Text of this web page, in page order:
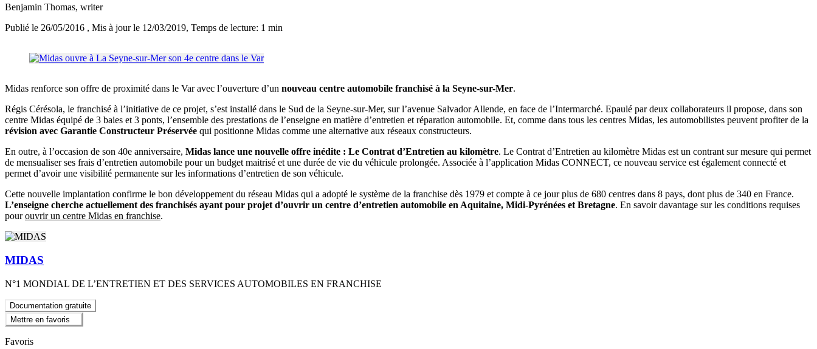
Benjamin Thomas, writer
Publié le 26/05/2016 , Mis à jour le 12/03/2019, Temps de lecture: 1 min
Midas renforce son offre de proximité dans le Var avec l’ouverture d’un nouveau centre automobile franchisé à la Seyne-sur-Mer.
Régis Cérésola, le franchisé à l’initiative de ce projet, s’est installé dans le Sud de la Seyne-sur-Mer, sur l’avenue Salvador Allende, en face de l’Intermarché. Epaulé par deux collaborateurs il propose, dans son
centre Midas équipé de 3 baies et 3 ponts, l’ensemble des prestations de l’enseigne en matière d’entretien et réparation automobile. Et, comme dans tous les centres Midas, les automobilistes peuvent profiter de la
révision avec Garantie Constructeur Préservée qui positionne Midas comme une alternative aux réseaux constructeurs.
En outre, à l’occasion de son 40e anniversaire, Midas lance une nouvelle offre inédite : Le Contrat d’Entretien au kilomètre. Le Contrat d’Entretien au kilomètre Midas est un contrant sur mesure qui permet
de mensualiser ses frais d’entretien automobile pour un budget maitrisé et une durée de vie du véhicule prolongée. Associée à l’application Midas CONNECT, ce nouveau service est également connecté et
permet d’avoir une visibilité permanente sur les informations d’entretien de son véhicule.
Cette nouvelle implantation confirme le bon développement du réseau Midas qui a adopté le système de la franchise dès 1979 et compte à ce jour plus de 680 centres dans 8 pays, dont plus de 340 en France.
L’enseigne cherche actuellement des franchisés ayant pour projet d’ouvrir un centre d’entretien automobile en Aquitaine, Midi-Pyrénées et Bretagne. En savoir davantage sur les conditions requises
pourouvrir un centre Midas en franchise.
MIDAS
N°1 MONDIAL DE L’ENTRETIEN ET DES SERVICES AUTOMOBILES EN FRANCHISE
Documentation gratuite
Mettre en favoris
Favoris